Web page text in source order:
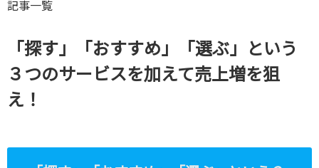
array key
72901/kaik
記事一覧
「探す」「おすすめ」「選ぶ」という
３つのサービスを加えて売上増を狙
え！